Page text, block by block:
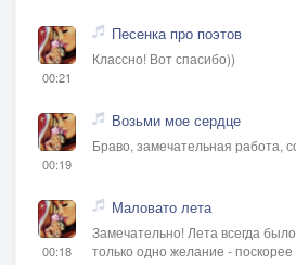
00:21
Песенка про поэтов
Классно! Вот спасибо))
00:19
Возьми мое сердце
Браво, замечательная работа,
00:18
Маловато лета
Замечательно! Лета всегда
только одно желание -